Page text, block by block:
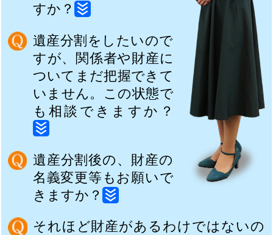
すか？
遺産分割をしたいので
すが、関係者や財産に
ついてまだ把握できて
いません。この状態で
も相談できますか？
遺産分割後の、財産の
名義変更等もお願いで
きますか？
それほど財産があるわけではないの